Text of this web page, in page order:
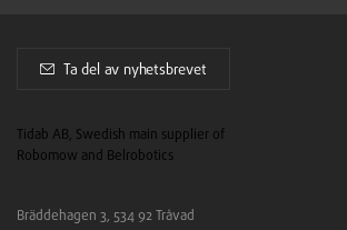
Ta del av nyhetsbrevet
Tidab AB, Swedish main supplier of
Robomow and Belrobotics
Bräddehagen 3, 534 92 Tråvad